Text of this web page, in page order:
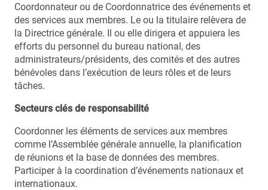
Coordonnateur ou de Coordonnatrice des événements et
des services aux membres. Le ou la titulaire relèvera de
la Directrice générale. Il ou elle dirigera et appuiera les
efforts du personnel du bureau national, des
administrateurs/présidents, des comités et des autres
bénévoles dans l’exécution de leurs rôles et de leurs
tâches.
Secteurs clés de responsabilité
Coordonner les éléments de services aux membres
comme l’Assemblée générale annuelle, la planification
de réunions et la base de données des membres.
Participer à la coordination d’événements nationaux et
internationaux.